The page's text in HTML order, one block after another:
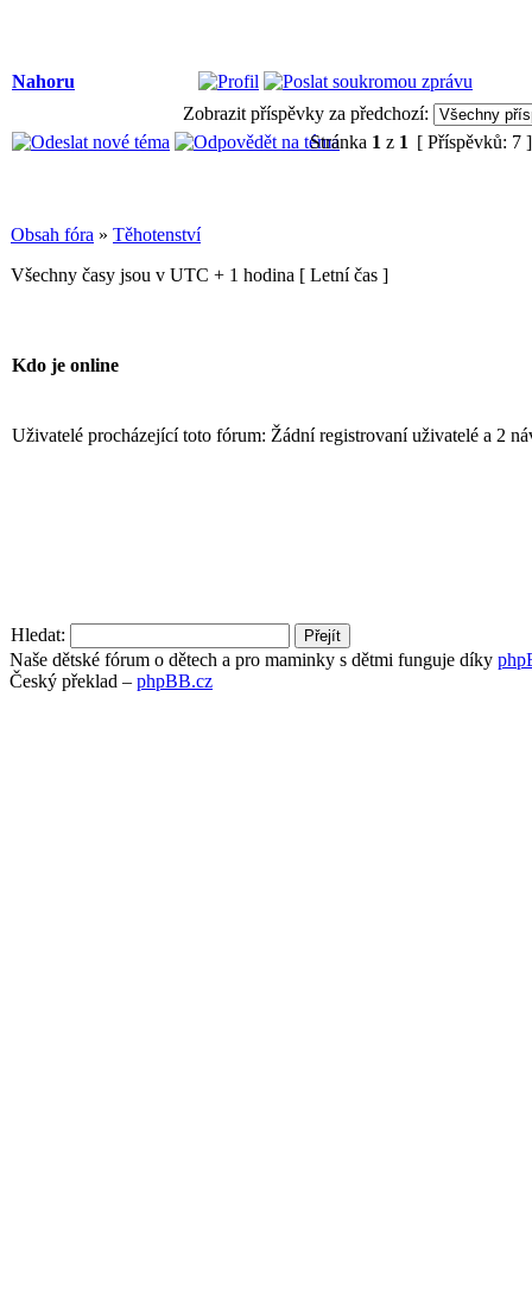
Nahoru
Zobrazit příspěvky za předchozí:
Stránka 1 z 1 [ Příspěvků: 7
Obsah fóra » Těhotenství
Všechny časy jsou v UTC + 1 hodina [ Letní čas ]
Kdo je online
Uživatelé procházející toto fórum: Žádní registrovaní uživatelé a 2
Hledat:
Naše dětské fórum o dětech a pro maminky s dětmi funguje díky
Český překlad – phpBB.cz